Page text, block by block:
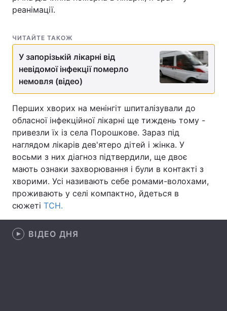
Економіка
Спорт
Техно і зв'язок
Зброя Інциденти
Туризм
Цікавинки Погода
Екологія Регіони
Лонгріди
Відео з Youtube
реанімації.
ЧИТАЙТЕ ТАКОЖ
У запорізькій лікарні від
невідомої інфекції померло
немовля (відео)
Перших хворих на менінгіт шпиталізували до
обласної інфекційної лікарні ще тиждень тому -
привезли їх із села Порошкове. Зараз під
наглядом лікарів дев'ятеро дітей і жінка. У
восьми з них діагноз підтвердили, ще двоє
мають ознаки захворювання і були в контакті з
хворими. Усі називають себе ромами-волохами,
проживають у селі компактно, йдеться в
сюжеті ТСН.
ВІДЕО ДНЯ